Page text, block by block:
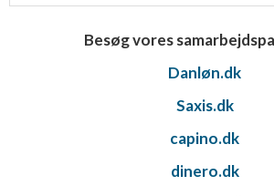
Besøg vores
Danløn.dk
Saxis.dk
capino.dk
dinero.dk